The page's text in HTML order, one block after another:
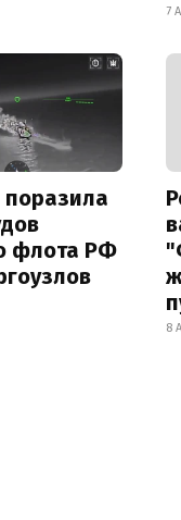
7
флота РФ
8